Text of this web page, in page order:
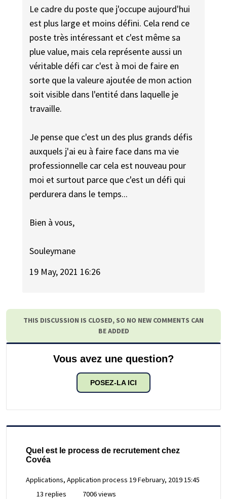
Le cadre du poste que j'occupe aujourd'hui
est plus large et moins défini. Cela rend ce
poste très intéressant et c'est même sa
plue value, mais cela représente aussi un
véritable défi car c'est à moi de faire en
sorte que la valeure ajoutée de mon action
soit visible dans l'entité dans laquelle je
travaille.
Je pense que c'est un des plus grands défis
auxquels j'ai eu à faire face dans ma vie
professionnelle car cela est nouveau pour
moi et surtout parce que c'est un défi qui
perdurera dans le temps...
Bien à vous,
Souleymane
19 May, 2021 16:26
THIS DISCUSSION IS CLOSED, SO NO NEW COMMENTS CAN
BE ADDED
Vous avez une question?
POSEZ-LA ICI
Quel est le process de recrutement chez
Covéa
Applications, Application process 19 February, 2019 15:45
13 replies
7006 views